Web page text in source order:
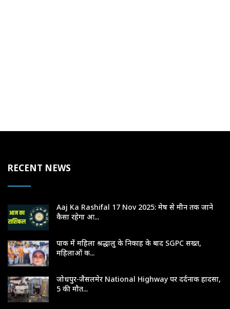
RECENT NEWS
Aaj Ka Rashifal 17 Nov 2025: मेष से मीन तक जाने
कैसा रहेगा आ...
पाक में महिला श्रद्धालु के निकाह के बाद SGPC सख्त,
महिलाओं क...
जोधपुर-जैसलमेर National Highway पर दर्दनाक हादसा,
5 की मौत...